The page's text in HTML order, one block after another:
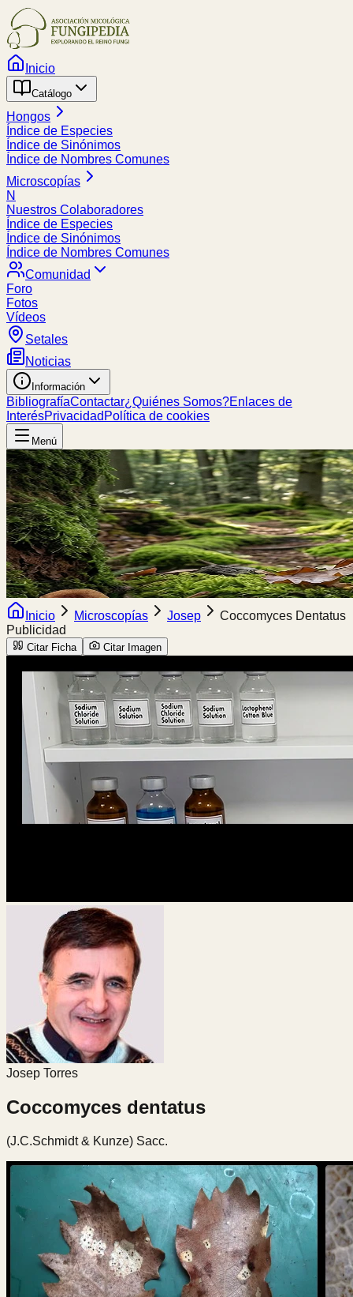
Inicio
Catálogo
Hongos
Índice de Especies
Índice de Sinónimos
Índice de Nombres Comunes
Microscopías
N
Nuestros Colaboradores
Índice de Especies
Índice de Sinónimos
Índice de Nombres Comunes
Comunidad
Foro
Fotos
Vídeos
Setales
Noticias
Información
BibliografíaContactar¿Quiénes Somos?Enlaces de
InterésPrivacidad Política de cookies
Menú
Inicio Microscopías Josep
Coccomyces Dentatus
Publicidad
Citar Ficha Citar Imagen
Josep Torres
Coccomyces dentatus
(J.C.Schmidt & Kunze) Sacc.